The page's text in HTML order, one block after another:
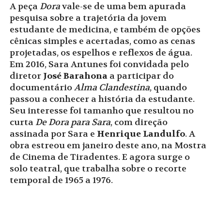
A peça Doravale-se de uma bem apurada
pesquisa sobre a trajetória da jovem
estudante de medicina, e também de opções
cênicas simples e acertadas, como as cenas
projetadas, os espelhos e reflexos de água.
Em 2016, Sara Antunes foi convidada pelo
diretor José Barahona a participar do
documentárioAlma Clandestina, quando
passou a conhecer a história da estudante.
Seu interesse foi tamanho que resultou no
curta De Dora para Sara, com direção
assinada por Sara e Henrique Landulfo. A
obra estreou em janeiro deste ano, na Mostra
de Cinema de Tiradentes. E agora surge o
solo teatral, que trabalha sobre o recorte
temporal de 1965 a 1976.